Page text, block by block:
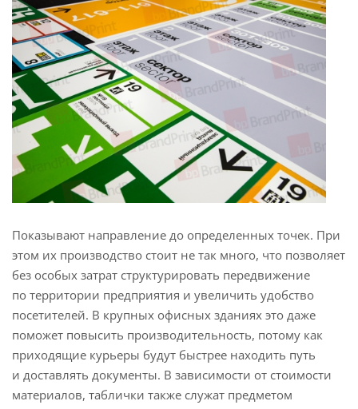
Показывают направление до определенных точек. При
этом их производство стоит не так много, что позволяет
без особых затрат структурировать передвижение
по территории предприятия и увеличить удобство
посетителей. В крупных офисных зданиях это даже
поможет повысить производительность, потому как
приходящие курьеры будут быстрее находить путь
и доставлять документы. В зависимости от стоимости
материалов, таблички также служат предметом